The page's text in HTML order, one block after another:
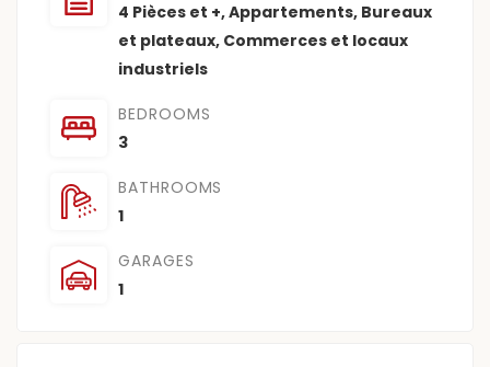
4 Pièces et +,Appartements, Bureaux
et plateaux, Commerces et locaux
industriels
BEDROOMS
3
BATHROOMS
1
GARAGES
1